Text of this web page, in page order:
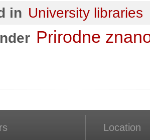
in University libraries
Prirodne
Location